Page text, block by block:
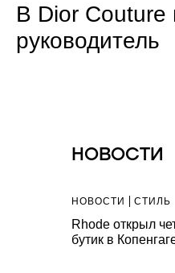
В Dior
руководитель
НОВОСТИ
НОВОСТИ СТИЛЬ
Rhode открыл
бутик в